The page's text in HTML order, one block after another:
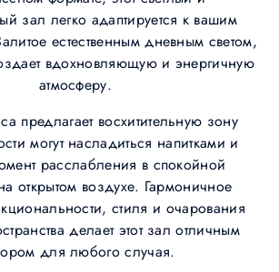
зал легко адаптируется к вашим
естественным дневным светом,
вдохновляющую и энергичную
атмосферу.
предлагает восхитительную зону
могут насладиться напитками и
расслабления в спокойной
открытом воздухе. Гармоничное
стиля и очарования
делает этот зал отличным
для любого случая.